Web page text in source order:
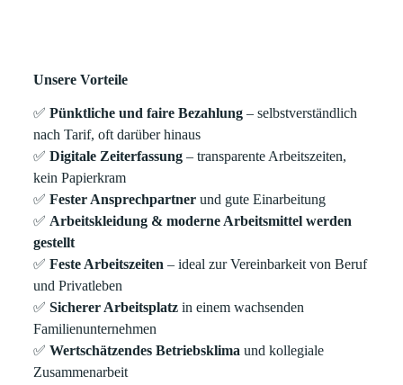
Unsere Vorteile
✅Pünktliche und faire Bezahlung – selbstverständlich
nach Tarif, oft darüber hinaus
✅Digitale Zeiterfassung – transparente Arbeitszeiten,
kein Papierkram
✅Fester Ansprechpartner und gute Einarbeitung
✅ Arbeitskleidung & moderne Arbeitsmittel werden
gestellt
✅Feste Arbeitszeiten – ideal zur Vereinbarkeit von Beruf
und Privatleben
✅Sicherer Arbeitsplatz in einem wachsenden
Familienunternehmen
✅Wertschätzendes Betriebsklima und kollegiale
Zusammenarbeit